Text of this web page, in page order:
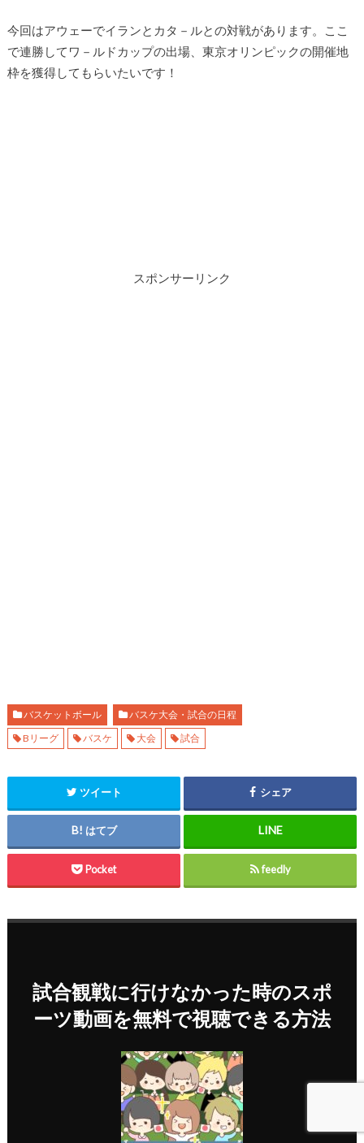
今回はアウェーでイランとカタ－ルとの対戦があります。ここ
で連勝してワ－ルドカップの出場、東京オリンピックの開催地
枠を獲得してもらいたいです！
スポンサーリンク
バスケットボール
バスケ大会・試合の日程
Bリーグ
バスケ 大会 試合
ツイート シェア
はてブ
Pocket feedly
試合観戦に行けなかった時のスポ
ーツ動画を無料で視聴できる方法